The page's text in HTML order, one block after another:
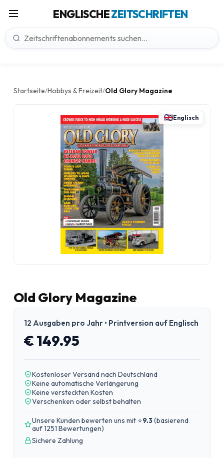
ENGLISCHEZEITSCHRIFTEN
Startseite/Hobbys & Freizeit/Old Glory Magazine
Englisch
Old Glory Magazine
12 Ausgaben pro Jahr • Printversion auf Englisch
€ 149.95
Kostenloser Versand nach Deutschland
Keine automatische Verlängerung
Keine versteckten Kosten
Verschenken oder selbst behalten
Unsere Kunden bewerten uns mit ⭐9.3(basierend
auf 1251 Bewertungen)
Sichere Zahlung